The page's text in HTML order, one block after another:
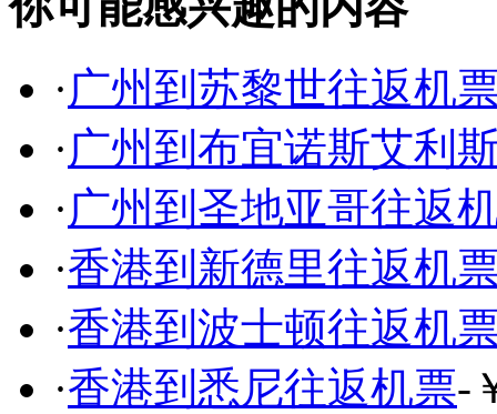
·广州到苏黎世往返机
·广州到布宜诺斯艾利
·广州到圣地亚哥往返
·香港到新德里往返机
·香港到波士顿往返机
·香港到悉尼往返机票-